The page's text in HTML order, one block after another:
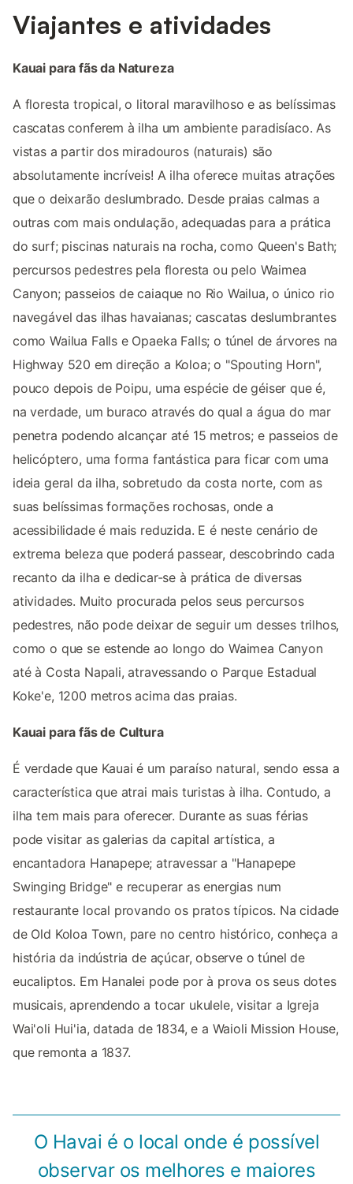
Viajantes e atividades
Kauai para fãs da Natureza
A floresta tropical, o litoral maravilhoso e as belíssimas
cascatas conferem à ilha um ambiente paradisíaco. As
vistas a partir dos miradouros (naturais) são
absolutamente incríveis! A ilha oferece muitas atrações
que o deixarão deslumbrado. Desde praias calmas a
outras com mais ondulação, adequadas para a prática
do surf; piscinas naturais na rocha, como Queen's Bath;
percursos pedestres pela floresta ou pelo Waimea
Canyon; passeios de caiaque no Rio Wailua, o único rio
navegável das ilhas havaianas; cascatas deslumbrantes
como Wailua Falls e Opaeka Falls; o túnel de árvores na
Highway 520 em direção a Koloa; o "Spouting Horn",
pouco depois de Poipu, uma espécie de géiser que é,
na verdade, um buraco através do qual a água do mar
penetra podendo alcançar até 15 metros; e passeios de
helicóptero, uma forma fantástica para ficar com uma
ideia geral da ilha, sobretudo da costa norte, com as
suas belíssimas formações rochosas, onde a
acessibilidade é mais reduzida. E é neste cenário de
extrema beleza que poderá passear, descobrindo cada
recanto da ilha e dedicar-se à prática de diversas
atividades. Muito procurada pelos seus percursos
pedestres, não pode deixar de seguir um desses trilhos,
como o que se estende ao longo do Waimea Canyon
até à Costa Napali, atravessando o Parque Estadual
Koke'e, 1200 metros acima das praias.
Kauai para fãs de Cultura
É verdade que Kauai é um paraíso natural, sendo essa a
característica que atrai mais turistas à ilha. Contudo, a
ilha tem mais para oferecer. Durante as suas férias
pode visitar as galerias da capital artística, a
encantadora Hanapepe; atravessar a "Hanapepe
Swinging Bridge" e recuperar as energias num
restaurante local provando os pratos típicos. Na cidade
de Old Koloa Town, pare no centro histórico, conheça a
história da indústria de açúcar, observe o túnel de
eucaliptos. Em Hanalei pode por à prova os seus dotes
musicais, aprendendo a tocar ukulele, visitar a Igreja
Wai'oli Hui'ia, datada de 1834, e a Waioli Mission House,
que remonta a 1837.
O Havai é o local onde é possível
observar os melhores e maiores